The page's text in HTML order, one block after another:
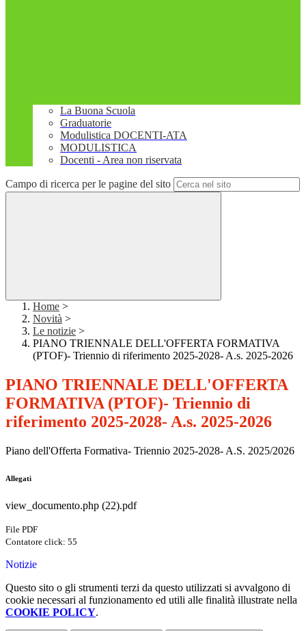
La Buona Scuola
Graduatorie
Modulistica DOCENTI-ATA
MODULISTICA
Docenti - Area non riservata
Campo di ricerca per le pagine del sito
Home >
Novità >
Le notizie >
PIANO TRIENNALE DELL'OFFERTA FORMATIVA
(PTOF)- Triennio di riferimento 2025-2028- A.s. 2025-2026
PIANO TRIENNALE DELL'OFFERTA
FORMATIVA (PTOF)- Triennio di
riferimento 2025-2028- A.s. 2025-2026
Piano dell'Offerta Formativa- Triennio 2025-2028- A.S. 2025/2026
Allegati
view_documento.php (22).pdf
File PDF
Contatore click: 55
Notizie
Questo sito o gli strumenti terzi da questo utilizzati si avvalgono di
cookie necessari al funzionamento ed utili alle finalità illustrate nella
COOKIE POLICY.